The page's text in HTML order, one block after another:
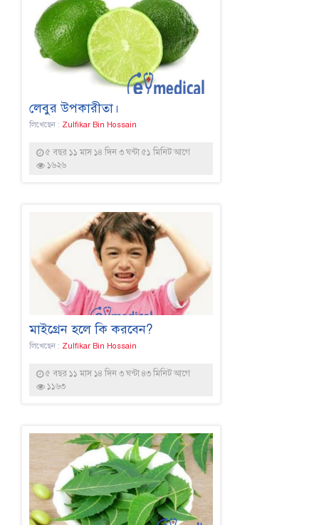
লেবুর উপকারীতা।
লিখেছেন : Zulfikar Bin Hossain
৫ বছর ১১ মাস ১৪ দিন ৩ ঘন্টা ৫১ মিনিট আগে
১৬২৬
মাইগ্রেন হলে কি করবেন?
লিখেছেন : Zulfikar Bin Hossain
৫ বছর ১১ মাস ১৪ দিন ৩ ঘন্টা ৪৩ মিনিট আগে
১১৬৩